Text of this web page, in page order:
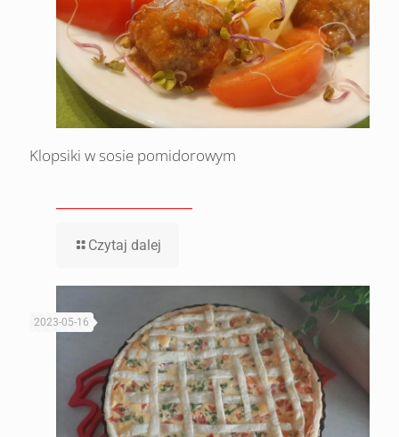
Klopsiki w sosie pomidorowym
Czytaj dalej
2023-05-16